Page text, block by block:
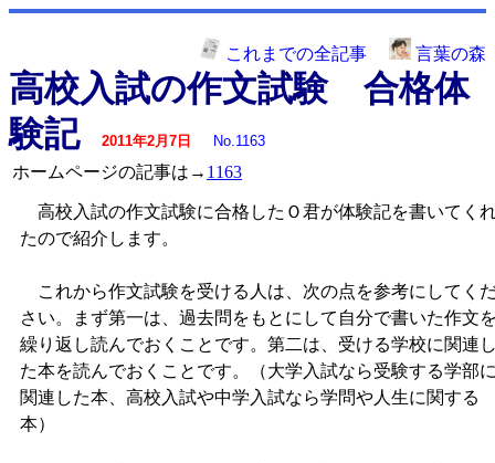
これまでの全記事 言葉の森
高校入試の作文試験 合格体
験記
2011年2月7日 No.1163
ホームページの記事は→ 1163
高校入試の作文試験に合格したＯ君が体験記を書いてく
たので紹介します。
これから作文試験を受ける人は、次の点を参考にしてく
さい。まず第一は、過去問をもとにして自分で書いた作文
繰り返し読んでおくことです。第二は、受ける学校に関連
た本を読んでおくことです。（大学入試なら受験する学部
関連した本、高校入試や中学入試なら学問や人生に関する
本）